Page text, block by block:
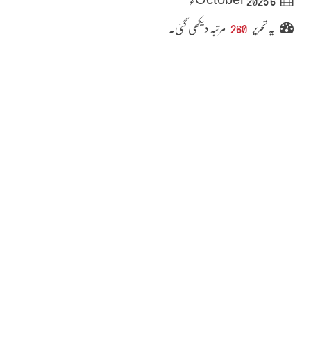
یہ تحریر 260 مرتبہ دیکھی گئی۔